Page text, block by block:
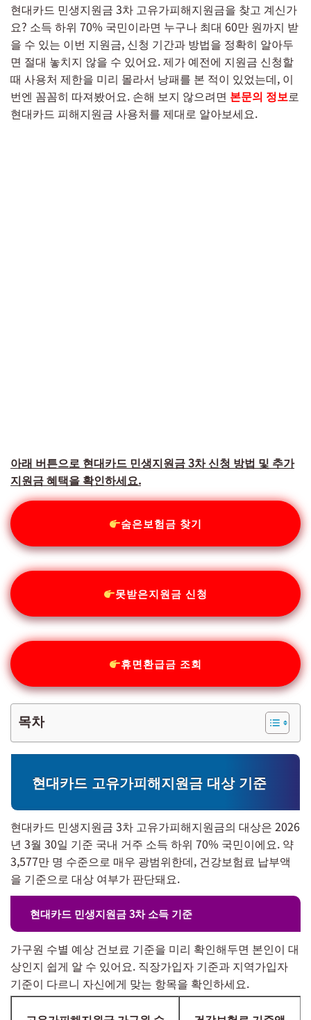
현대카드 민생지원금 3차 고유가피해지원금을 찾고 계신가
요? 소득 하위 70% 국민이라면 누구나 최대 60만 원까지 받
을 수 있는 이번 지원금, 신청 기간과 방법을 정확히 알아두
면 절대 놓치지 않을 수 있어요. 제가 예전에 지원금 신청할
때 사용처 제한을 미리 몰라서 낭패를 본 적이 있었는데, 이
번엔 꼼꼼히 따져봤어요. 손해 보지 않으려면 본문의 정보로
현대카드 피해지원금 사용처를 제대로 알아보세요.
아래 버튼으로 현대카드 민생지원금 3차 신청 방법 및 추가
지원금 혜택을 확인하세요.
숨은보험금 찾기
못받은지원금 신청
휴면환급금 조회
목차
현대카드 고유가피해지원금 대상 기준
현대카드 민생지원금 3차 고유가피해지원금의 대상은 2026
년 3월 30일 기준 국내 거주 소득 하위 70% 국민이에요. 약
3,577만 명 수준으로 매우 광범위한데, 건강보험료 납부액
을 기준으로 대상 여부가 판단돼요.
현대카드 민생지원금 3차 소득 기준
가구원 수별 예상 건보료 기준을 미리 확인해두면 본인이 대
상인지 쉽게 알 수 있어요. 직장가입자 기준과 지역가입자
기준이 다르니 자신에게 맞는 항목을 확인하세요.